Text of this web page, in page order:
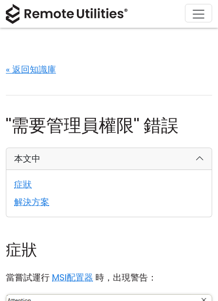
« 返回知識庫
"需要管理員權限" 錯誤
本文中
症狀
解決方案
症狀
當嘗試運行 MSI配置器 時，出現警告：
產品
連接模式
無人值守訪問
活動目錄支援
MSI 配置
解決方案
資訊技術
下載
購買
支援
關於